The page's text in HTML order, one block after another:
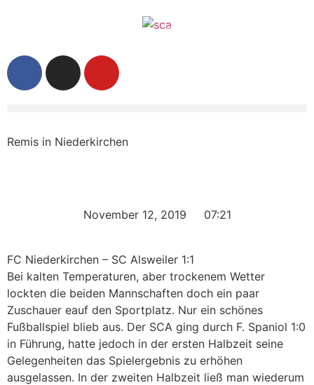
Remis in Niederkirchen
November 12, 2019 07:21
FC Niederkirchen – SC Alsweiler 1:1
Bei kalten Temperaturen, aber trockenem Wetter
lockten die beiden Mannschaften doch ein paar
Zuschauer eauf den Sportplatz. Nur ein schönes
Fußballspiel blieb aus. Der SCA ging durch F. Spaniol 1:0
in Führung, hatte jedoch in der ersten Halbzeit seine
Gelegenheiten das Spielergebnis zu erhöhen
ausgelassen. In der zweiten Halbzeit ließ man wiederum